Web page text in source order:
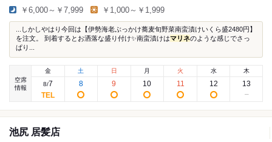
￥6,000～￥7,999 ￥1,000～￥1,999
...しかしやはり今回は【伊勢海老ぶっかけ蕎麦旬野菜南蛮漬けいくら盛2480円】
を注文。 到着するとお洒落な盛り付け✨南蛮漬けはマリネのような感じでさっ
ぱり...
空席
情報
金
8/7
土
8
日
9
月
10
火
11
水
12
木
13
池尻 居髪店